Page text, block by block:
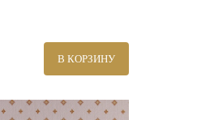
В КОРЗИНУ